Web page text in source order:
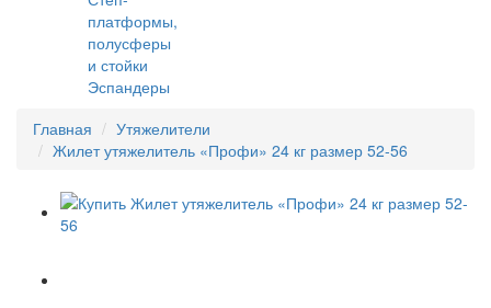
платформы,
полусферы
и стойки
Эспандеры
Главная
Утяжелители
Жилет утяжелитель «Профи» 24 кг размер 52-56